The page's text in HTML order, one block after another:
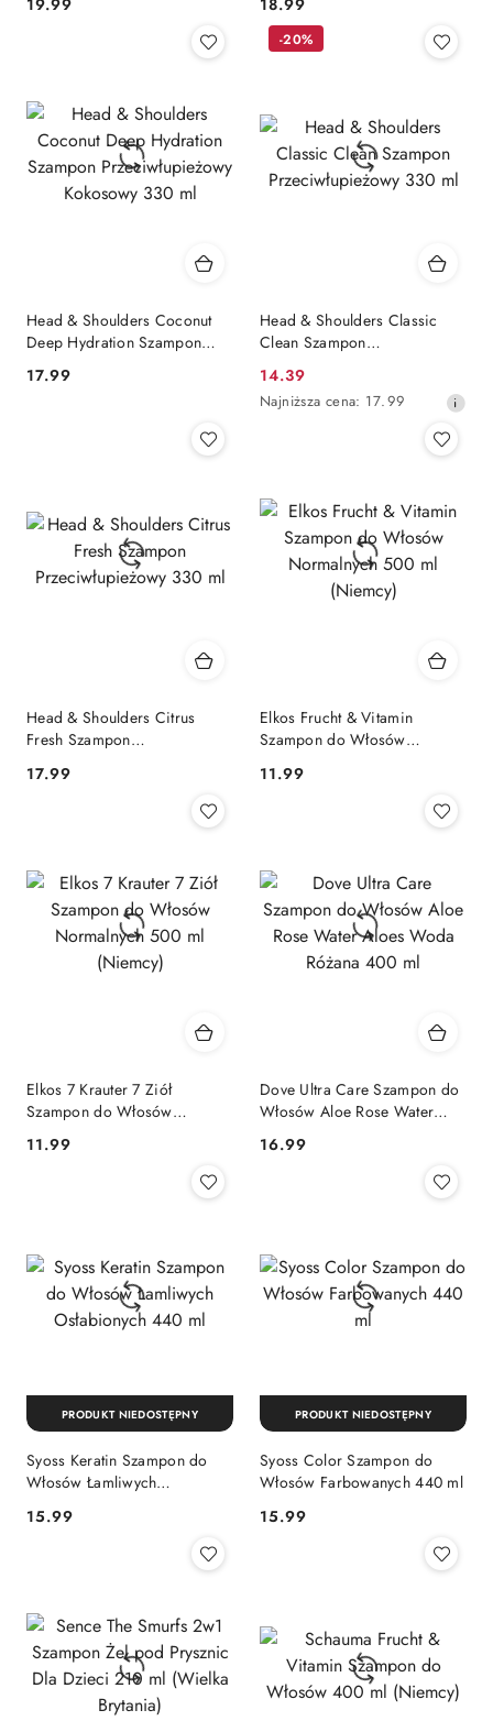
Head & Shoulders Coconut
Deep Hydration Szampon
330 ml
Cena:
17.99
Head & Shoulders Classic
Clean Szampon
Cena
promocyjna:
14.39
Najniższa
przed
obniżką
Najniższa cena: 17.99
-20%
Head & Shoulders Citrus
Fresh Szampon
Cena:
17.99
Elkos Frucht & Vitamin
Szampon do Włosów
Cena:
11.99
Elkos 7 Krauter 7 Ziół
Szampon do Włosów
Cena:
11.99
Dove Ultra Care Szampon do
Włosów Aloe Rose Water
Cena:
16.99
Syoss Keratin Szampon do
Włosów Łamliwych
Cena:
15.99
PRODUKT NIEDOSTĘPNY
Syoss Color Szampon do
Włosów Farbowanych 440 ml
Cena:
15.99
PRODUKT NIEDOSTĘPNY